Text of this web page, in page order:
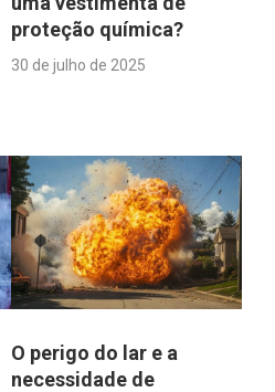
proteção química?
30 de julho de 2025
O perigo do lar e a
necessidade de